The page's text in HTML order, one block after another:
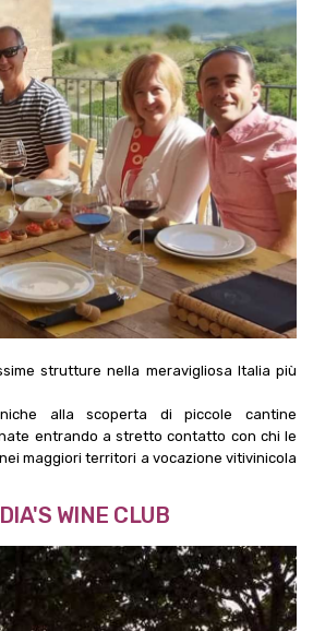
strutture nella meravigliosa Italia più
alla scoperta di piccole cantine
entrando a stretto contatto con chi le
maggiori territori a vocazione vitivinicola
WINE CLUB